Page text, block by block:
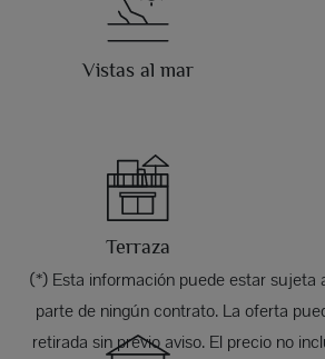
Vistas al mar
Terraza
(*) Esta información puede estar sujeta
parte de ningún contrato. La oferta
retirada sin previo aviso. El precio no